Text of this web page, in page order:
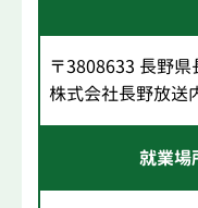
〒3808633 長野
株式会社長野放送
就業場